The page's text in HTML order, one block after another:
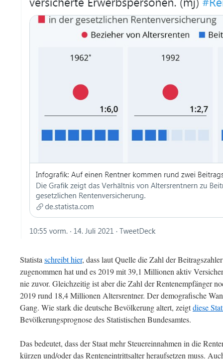
Statista schreibt hier, dass laut Quelle die Zahl der
zugenommen hat und es 2019 mit 39,1 Millionen aktiv
nie zuvor. Gleichzeitig ist aber die Zahl der Rentenempfänger
2019 rund 18,4 Millionen Altersrentner. Der demografische
Gang. Wie stark die deutsche Bevölkerung altert, zeigtdiese
Bevölkerungsprognose des Statistischen Bundesamtes.
Das bedeutet, dass der Staat mehr Steuereinnahmen in die
kürzen und/oder das Renteneintrittsalter heraufsetzen muss.